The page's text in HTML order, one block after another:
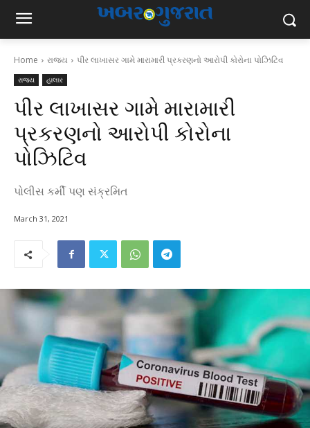
Home રાજ્ય પીર લાખાસર ગામે મારામારી પ્રકરણનો આરોપી કોરોના પોઝિટિવ
રાજ્ય હાલાર
પીર લાખાસર ગામે મારામારી
પ્રકરણનો આરોપી કોરોના
પોઝિટિવ
પોલીસ કર્મી પણ સંક્રમિત
March 31, 2021